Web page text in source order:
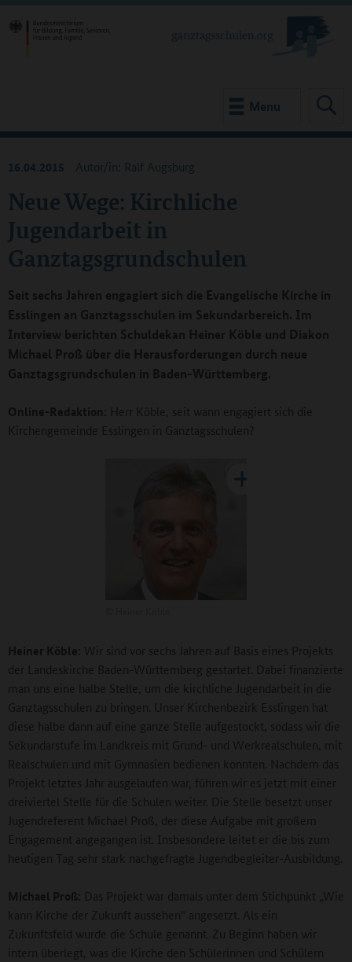
Menu
Neue Wege: Kirchliche
Jugendarbeit in
Ganztagsgrundschulen
16.04.2015 Autor/in: Ralf Augsburg
Seit sechs Jahren engagiert sich die Evangelische Kirche in
Esslingen an Ganztagsschulen im Sekundarbereich. Im
Interview berichten Schuldekan Heiner Köble und Diakon
Michael Proß über die Herausforderungen durch neue
Ganztagsgrundschulen in Baden-Württemberg.
Online-Redaktion: Herr Köble, seit wann engagiert sich die
Kirchengemeinde Esslingen in Ganztagsschulen?
Heiner Köble: Wir sind vor sechs Jahren auf Basis eines Projekts
der Landeskirche Baden-Württemberg gestartet. Dabei finanzierte
man uns eine halbe Stelle, um die kirchliche Jugendarbeit in die
Ganztagsschulen zu bringen. Unser Kirchenbezirk Esslingen hat
diese halbe dann auf eine ganze Stelle aufgestockt, sodass wir die
Sekundarstufe im Landkreis mit Grund- und Werkrealschulen, mit
Realschulen und mit Gymnasien bedienen konnten. Nachdem das
Projekt letztes Jahr ausgelaufen war, führen wir es jetzt mit einer
dreiviertel Stelle für die Schulen weiter. Die Stelle besetzt unser
Jugendreferent Michael Proß, der diese Aufgabe mit großem
Engagement angegangen ist. Insbesondere leitet er die bis zum
heutigen Tag sehr stark nachgefragte Jugendbegleiter-Ausbildung.
Michael Proß: Das Projekt war damals unter dem Stichpunkt „Wie
kann Kirche der Zukunft aussehen“ angesetzt. Als ein
Zukunftsfeld wurde die Schule genannt. Zu Beginn haben wir
intern überlegt, was die Kirche den Schülerinnen und Schülern